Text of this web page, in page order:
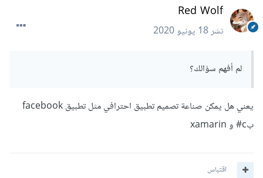
Red Wolf
نشر18 يونيو 2020
لم أفهم سؤالك؟
يعني هل يمكن صناعة تصميم تطبيق احترافي مثل تطبيق facebook
بc# و xamarin
اقتباس